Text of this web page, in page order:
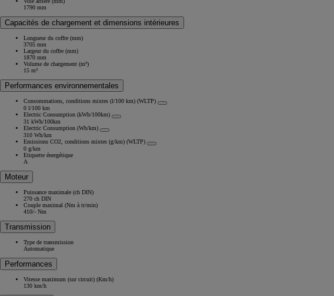
1790 mm
Capacités de chargement et dimensions intérieures
Longueur du coffre (mm)
3705 mm
Largeur du coffre (mm)
1870 mm
Volume de chargement (m³)
15 m³
Performances environnementales
Consommations, conditions mixtes (l/100 km) (WLTP)
0 l/100 km
Electric Consumption (kWh/100km)
31 kWh/100km
Electric Consumption (Wh/km)
310 Wh/km
Emissions CO2, conditions mixtes (g/km) (WLTP)
0 g/km
Etiquette énergétique
A
Moteur
Puissance maximale (ch DIN)
270 ch DIN
Couple maximal (Nm à tr/min)
410/- Nm
Transmission
Type de transmission
Automatique
Performances
Vitesse maximum (sur circuit) (Km/h)
130 km/h